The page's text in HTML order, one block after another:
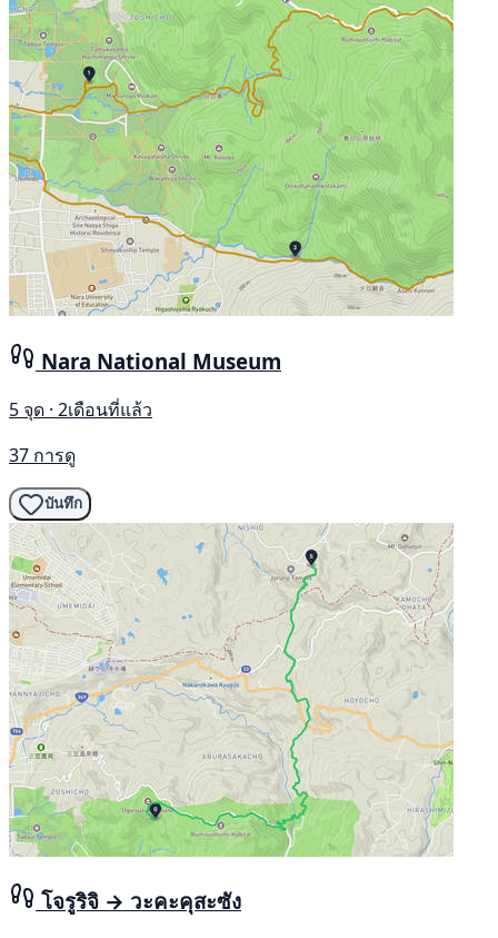
Nara National Museum
5 จุด · 2เดือนที่แล้ว
37 การดู
บันทึก
โจรูริจิ → วะคะคุสะซัง